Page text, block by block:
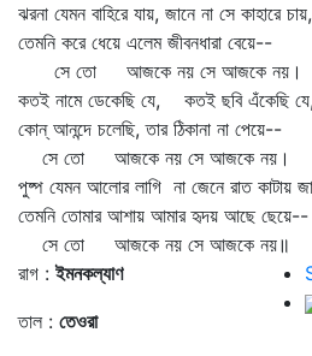
ঝরনা যেমন বাহিরে যায়, জানে না সে কাহারে চায়,
তেমনি করে ধেয়ে এলেম জীবনধারা বেয়ে--
সে তো আজকে নয় সে আজকে নয়।
কতই নামে ডেকেছি যে, কতই ছবি এঁকেছি যে,
কোন্‌ আনন্দে চলেছি, তার ঠিকানা না পেয়ে--
সে তো আজকে নয় সে আজকে নয়।
পুষ্প যেমন আলোর লাগি না জেনে রাত কাটায়
তেমনি তোমার আশায় আমার হৃদয় আছে ছেয়ে--
সে তো আজকে নয় সে আজকে নয়॥
রাগ :ইমনকল্যাণ
তাল : তেওরা